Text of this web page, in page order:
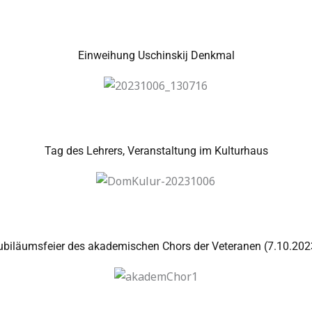
Einweihung Uschinskij Denkmal
Tag des Lehrers, Veranstaltung im Kulturhaus
des akademischen Chors der Veteranen